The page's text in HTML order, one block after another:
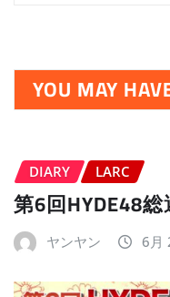
YOU MAY
DIARY LARC
第6回HYDE48
ヤンヤン 6月